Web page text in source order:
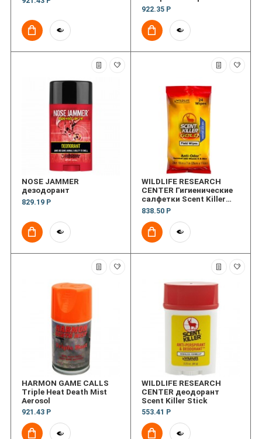
"Убийца запаха" Super
Charged Scent Killer
Spray
922.35 Р
NOSE JAMMER
дезодорант
829.19 Р
WILDLIFE RESEARCH
CENTER Гигиенические
салфетки Scent Killer
Field Wipes
838.50 Р
HARMON GAME CALLS
Triple Heat Death Mist
Aerosol
921.43 Р
WILDLIFE RESEARCH
CENTER деодорант
Scent Killer Stick
553.41 Р